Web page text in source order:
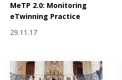
MeTP 2.0: Monitoring
eTwinning Practice
29.11.17